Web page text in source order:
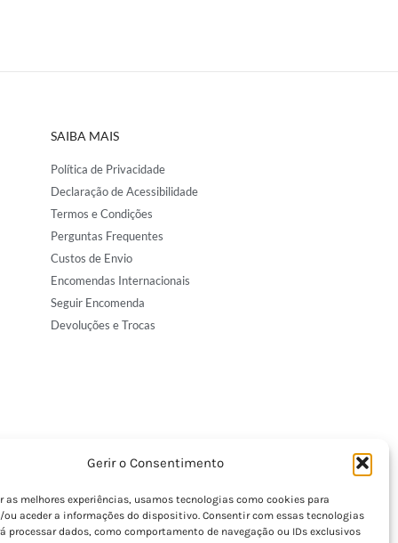
Gerir o Consentimento
as melhores experiências, usamos tecnologias como cookies para
ou aceder a informações do dispositivo. Consentir com essas tecnologias
processar dados, como comportamento de navegação ou IDs exclusivos
SAIBA MAIS
Política de Privacidade
Declaração de Acessibilidade
Termos e Condições
Perguntas Frequentes
Custos de Envio
Encomendas Internacionais
Seguir Encomenda
Devoluções e Trocas